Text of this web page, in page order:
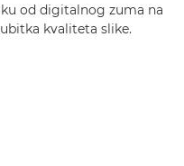
od digitalnog zuma na
kvaliteta slike.